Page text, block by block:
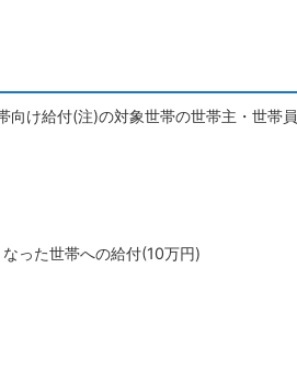
向け給付(注)の対象世帯の世帯主・世帯員
った世帯への給付(10万円)